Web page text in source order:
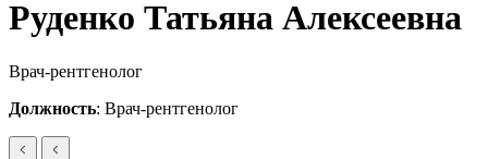
Руденко Татьяна Алексеевна
Врач-рентгенолог
Должность: Врач-рентгенолог